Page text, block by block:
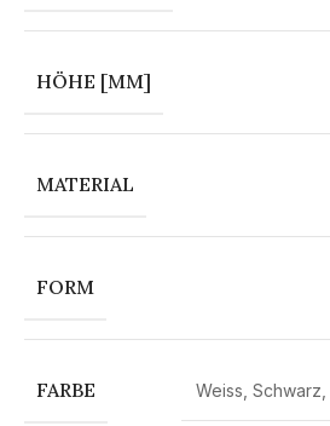
HÖHE [MM]
MATERIAL
FORM
FARBE Weiss Schwarz